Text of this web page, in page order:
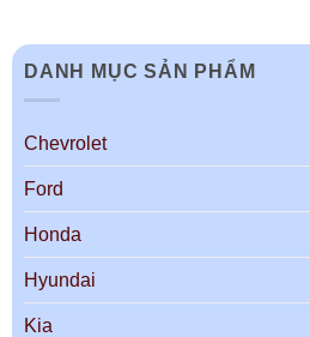
DANH MỤC SẢN PHẨM
Chevrolet
Ford
Honda
Hyundai
Kia